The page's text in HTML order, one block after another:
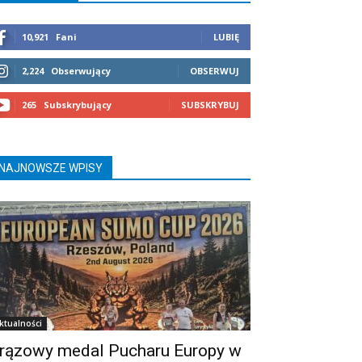
10,921 Fani LUBIĘ
2,224 Obserwujący OBSERWUJ
265 Subskrybujący SUBSKRYBUJ
WPISY
medal Pucharu Europy w